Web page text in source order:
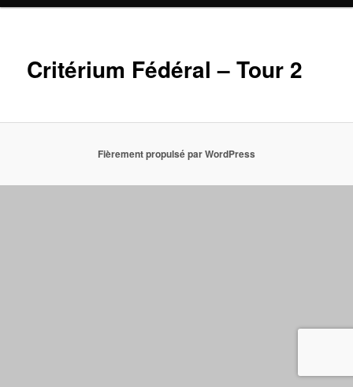
Critérium Fédéral – Tour 2
Fièrement propulsé par WordPress